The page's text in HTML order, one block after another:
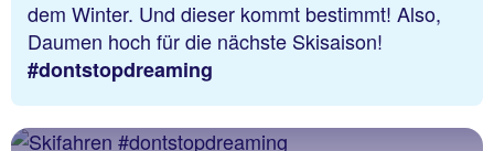
dem Winter. Und dieser kommt bestimmt! Also,
Daumen hoch für die nächste Skisaison!
#dontstopdreaming